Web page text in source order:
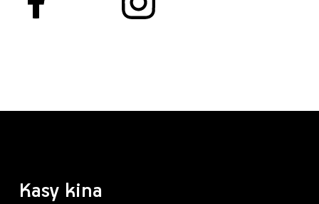
Kasy kina